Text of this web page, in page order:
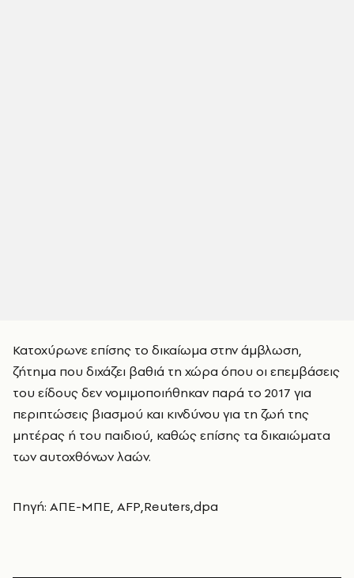
Κατοχύρωνε επίσης το δικαίωμα στην άμβλωση,
ζήτημα που διχάζει βαθιά τη χώρα όπου οι επεμβάσεις
του είδους δεν νομιμοποιήθηκαν παρά το 2017 για
περιπτώσεις βιασμού και κινδύνου για τη ζωή της
μητέρας ή του παιδιού, καθώς επίσης τα δικαιώματα
των αυτοχθόνων λαών.
Πηγή: ΑΠΕ-ΜΠΕ, AFP,Reuters,dpa